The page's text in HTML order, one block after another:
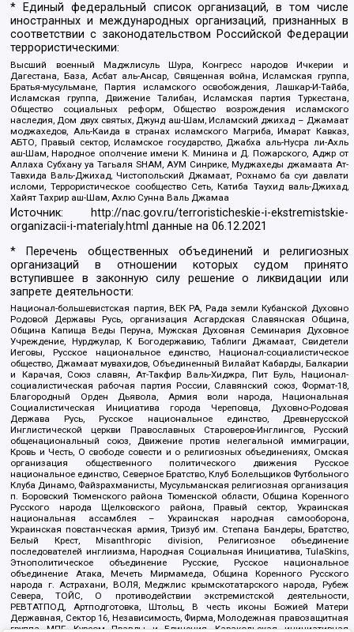
* Единый федеральный список организаций, в том числе
иностранных и международных организаций, признанных в
соответствии с законодательством Российской Федерации
террористическими:
Высший военный Маджлисуль Шура, Конгресс народов Ичкерии и
Дагестана, База, Асбат аль-Ансар, Священная война, Исламская группа,
Братья-мусульмане, Партия исламского освобождения, Лашкар-И-Тайба,
Исламская группа, Движение Талибан, Исламская партия Туркестана,
Общество социальных реформ, Общество возрождения исламского
наследия, Дом двух святых, Джунд аш-Шам, Исламский джихад – Джамаат
моджахедов, Аль-Каида в странах исламского Магриба, Имарат Кавказ,
АБТО, Правый сектор, Исламское государство, Джабха аль-Нусра ли-Ахль
аш-Шам, Народное ополчение имени К. Минина и Д. Пожарского, Аджр от
Аллаха Субхану уа Тагьаля SHAM, АУМ Синрике, Муджахеды джамаата Ат-
Тавхида Валь-Джихад, Чистопольский Джамаат, Рохнамо ба суи давлати
исломи, Террористическое сообщество Сеть, Катиба Таухид валь-Джихад,
Хайят Тахрир аш-Шам, Ахлю Сунна Валь Джамаа
Источник:
http://nac.gov.ru/terroristicheskie-i-ekstremistskie-
organizacii-i-materialy.html данные на06.12.2021
* Перечень общественных объединений и религиозных
организаций в отношении которых судом принято
вступившее в законную силу решение о ликвидации или
запрете деятельности:
Национал-большевистская партия, ВЕК РА, Рада земли Кубанской Духовно
Родовой Державы Русь, организация Асгардская Славянская Община,
Община Капища Веды Перуна, Мужская Духовная Семинария Духовное
Учреждение, Нурджулар, К Богодержавию, Таблиги Джамаат, Свидетели
Иеговы, Русское национальное единство, Национал-социалистическое
общество, Джамаат мувахидов, Объединенный Вилайат Кабарды, Балкарии
и Карачая, Союз славян, Ат-Такфир Валь-Хиджра, Пит Буль, Национал-
социалистическая рабочая партия России, Славянский союз, Формат-18,
Благородный Орден Дьявола, Армия воли народа, Национальная
Социалистическая Инициатива города Череповца, Духовно-Родовая
Держава Русь, Русское национальное единство, Древнерусской
Инглистической церкви Православных Староверов-Инглингов, Русский
общенациональный союз, Движение против нелегальной иммиграции,
Кровь и Честь, О свободе совести и о религиозных объединениях, Омская
организация общественного политического движения Русское
национальное единство, Северное Братство, Клуб Болельщиков Футбольного
Клуба Динамо, Файзрахманисты, Мусульманская религиозная организация
п. Боровский Тюменского района Тюменской области, Община Коренного
Русского народа Щелковского района, Правый сектор, Украинская
национальная ассамблея – Украинская народная самооборона,
Украинская повстанческая армия, Тризуб им. Степана Бандеры, Братство,
Белый Крест, Misanthropic division, Религиозное объединение
последователей инглиизма, Народная Социальная Инициатива, TulaSkins,
Этнополитическое объединение Русские, Русское национальное
объединение Атака, Мечеть Мирмамеда, Община Коренного Русского
народа г. Астрахани, ВОЛЯ, Меджлис крымскотатарского народа, Рубеж
Севера, ТОЙС, О противодействии экстремистской деятельности,
РЕВТАТПОД, Артподготовка, Штольц, В честь иконы Божией Матери
Державная, Сектор 16, Независимость, Фирма, Молодежная правозащитная
группа МПГ, Курсом Правды и Единения, Каракольская инициативная